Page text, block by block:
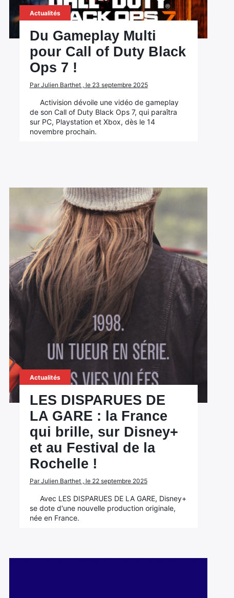
Actualités
Du Gameplay Multi
pour Call of Duty Black
Ops 7 !
Par Julien Barthet , le 23 septembre 2025
Activision dévoile une vidéo de gameplay
de son Call of Duty Black Ops 7, qui paraîtra
sur PC, Playstation et Xbox, dès le 14
novembre prochain.
Actualités
LES DISPARUES DE
LA GARE : la France
qui brille, sur Disney+
et au Festival de la
Rochelle !
Par Julien Barthet , le 22 septembre 2025
Avec LES DISPARUES DE LA GARE, Disney+
se dote d'une nouvelle production originale,
née en France.